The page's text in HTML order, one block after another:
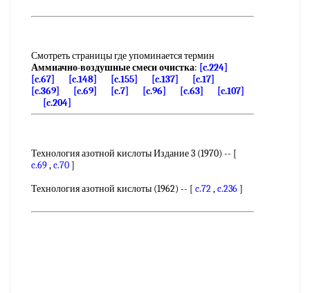
Смотреть страницы где упоминается термин
Аммиачно-воздушные смеси очистка: [c.224]
[c.67]
[c.148] [c.155] [c.137]
[c.17]
[c.369]
[c.69] [c.7] [c.96] [c.63]
[c.107]
[c.204]
Технология азотной кислоты Издание 3 (1970) -- [
c.69,c.70]
Технология азотной кислоты (1962) -- [ c.72,c.236]